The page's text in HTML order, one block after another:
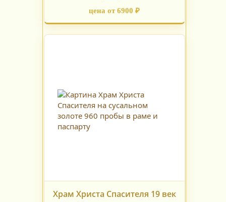
цена от 6900 ₽
Храм Христа Спасителя 19 век